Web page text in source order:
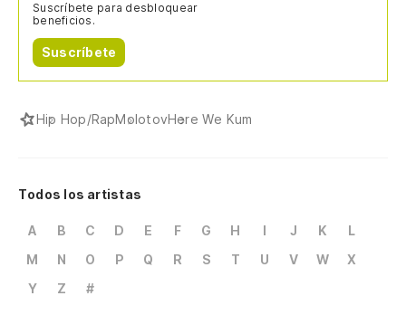
Suscríbete para desbloquear
beneficios.
Suscríbete
Hip Hop/RapMolotovHere We Kum
Todos los artistas
A B C D E F G H I J K
L
M
N O P Q R S T U V W
X
Y
Z #